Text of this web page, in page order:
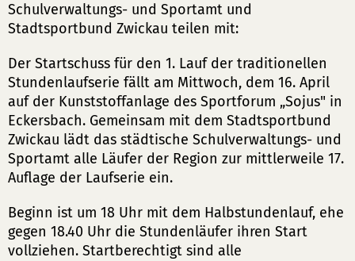
Schulverwaltungs- und Sportamt und
Stadtsportbund Zwickau teilen mit:
Der Startschuss für den 1. Lauf der traditionellen
Stundenlaufserie fällt am Mittwoch, dem 16. April
auf der Kunststoffanlage des Sportforum „Sojus" in
Eckersbach. Gemeinsam mit dem Stadtsportbund
Zwickau lädt das städtische Schulverwaltungs- und
Sportamt alle Läufer der Region zur mittlerweile 17.
Auflage der Laufserie ein.
Beginn ist um 18 Uhr mit dem Halbstundenlauf, ehe
gegen 18.40 Uhr die Stundenläufer ihren Start
vollziehen. Startberechtigt sind alle